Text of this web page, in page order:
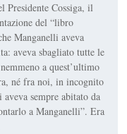
Presidente Cossiga, il
del “libro
Manganelli aveva
aveva sbagliato tutte le
a quest’ultimo
né fra noi, in incognito
sempre abitatoda
a Manganelli”. Era